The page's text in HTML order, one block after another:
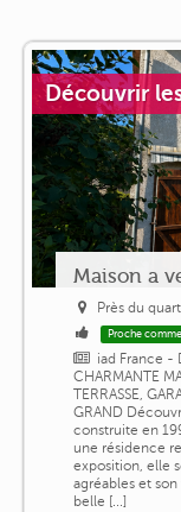
Découvrir
Maison a
Près du
Proche
iad France -
CHARMANTE
TERRASSE,
GRAND
construite en
une résidence
exposition, elle
agréables et
belle [...]